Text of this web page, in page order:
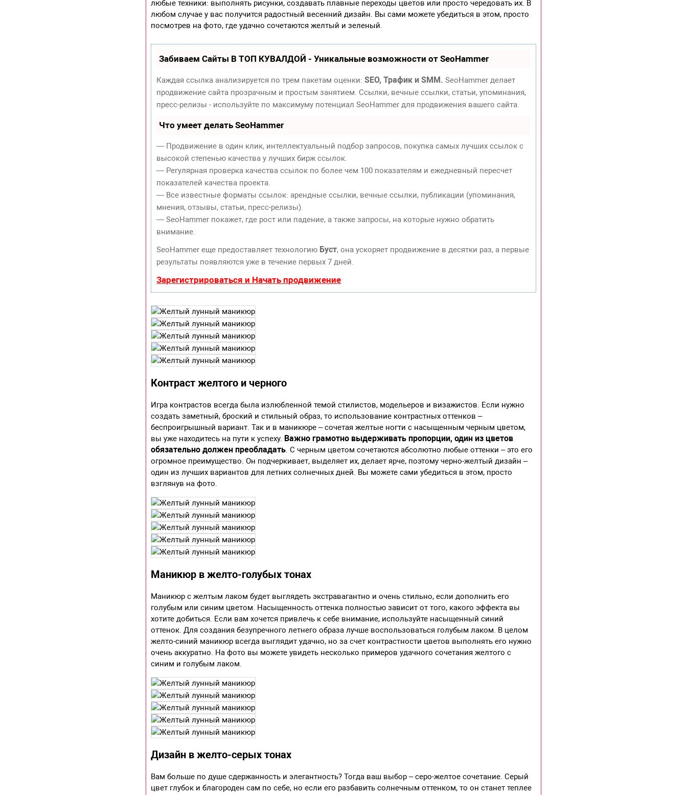
любые техники: выполнять рисунки, создавать плавные переходы цветов или просто чередовать их. В
любом случае у вас получится радостный весенний дизайн. Вы сами можете убедиться в этом, просто
посмотрев на фото, где удачно сочетаются желтый и зеленый.
Забиваем Сайты В ТОП КУВАЛДОЙ - Уникальные возможности от SeoHammer
Каждая ссылка анализируется по трем пакетам оценки:SEO, Трафик и SMM. SeoHammer делает
продвижение сайта прозрачным и простым занятием. Ссылки, вечные ссылки, статьи, упоминания,
пресс-релизы - используйте по максимуму потенциал SeoHammer для продвижения вашего сайта.
Что умеет делать SeoHammer
— Продвижение в один клик, интеллектуальный подбор запросов, покупка самых лучших ссылок с
высокой степенью качества у лучших бирж ссылок.
— Регулярная проверка качества ссылок по более чем 100 показателям и ежедневный пересчет
показателей качества проекта.
— Все известные форматы ссылок: арендные ссылки, вечные ссылки, публикации (упоминания,
мнения, отзывы, статьи, пресс-релизы).
— SeoHammer покажет, где рост или падение, а также запросы, на которые нужно обратить
внимание.
SeoHammer еще предоставляет технологию Буст, она ускоряет продвижение в десятки раз, а первые
результаты появляются уже в течение первых 7 дней.
Зарегистрироваться и Начать продвижение
Контраст желтого и черного
Игра контрастов всегда была излюбленной темой стилистов, модельеров и визажистов. Если нужно
создать заметный, броский и стильный образ, то использование контрастных оттенков –
беспроигрышный вариант. Так и в маникюре – сочетая желтые ногти с насыщенным черным цветом,
вы уже находитесь на пути к успеху. Важно грамотно выдерживать пропорции, один из цветов
обязательно должен преобладать. С черным цветом сочетаются абсолютно любые оттенки – это его
огромное преимущество. Он подчеркивает, выделяет их, делает ярче, поэтому черно-желтый дизайн –
один из лучших вариантов для летних солнечных дней. Вы можете сами убедиться в этом, просто
взглянув на фото.
Маникюр в желто-голубых тонах
Маникюр с желтым лаком будет выглядеть экстравагантно и очень стильно, если дополнить его
голубым или синим цветом. Насыщенность оттенка полностью зависит от того, какого эффекта вы
хотите добиться. Если вам хочется привлечь к себе внимание, используйте насыщенный синий
оттенок. Для создания безупречного летнего образа лучше воспользоваться голубым лаком. В целом
желто-синий маникюр всегда выглядит удачно, но за счет контрастности цветов выполнять его нужно
очень аккуратно. На фото вы можете увидеть несколько примеров удачного сочетания желтого с
синим и голубым лаком.
Дизайн в желто-серых тонах
Вам больше по душе сдержанность и элегантность? Тогда ваш выбор – серо-желтое сочетание. Серый
цвет глубок и благороден сам по себе, но если его разбавить солнечным оттенком, то он станет теплее